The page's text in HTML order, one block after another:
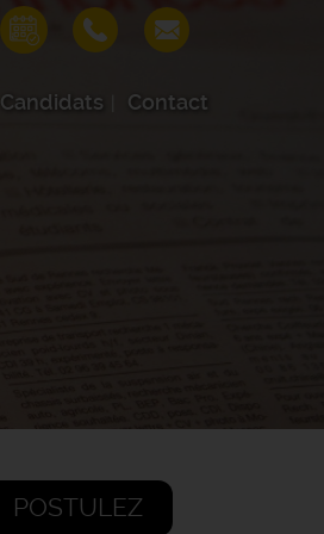
Candidats Contact
POSTULEZ